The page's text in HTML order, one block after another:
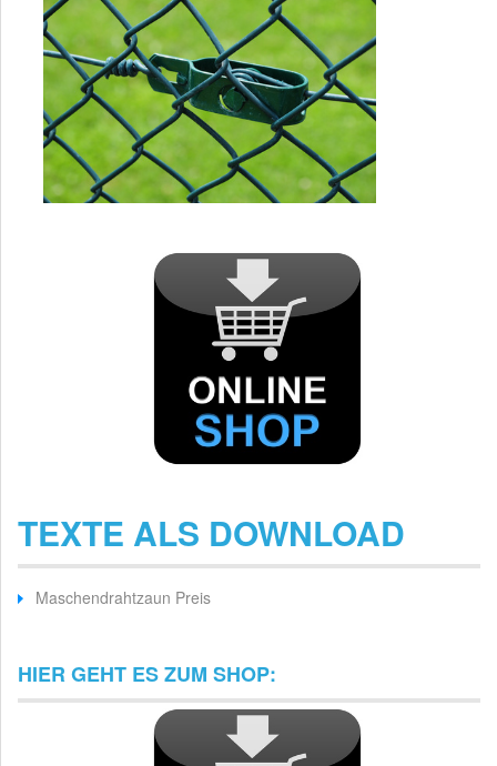
TEXTE ALS DOWNLOAD
Maschendrahtzaun Preis
HIER GEHT ES ZUM SHOP: